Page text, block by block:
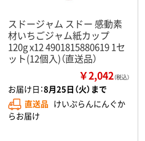
スドージャム スドー 感動素
材いちごジャム紙カップ
120g x12 4901815880619 1セ
ット(12個入)（直送品）
￥2,042（税込）
お届け日：8月25日（火）まで
直送品 けいぷらんにんぐか
らお届け